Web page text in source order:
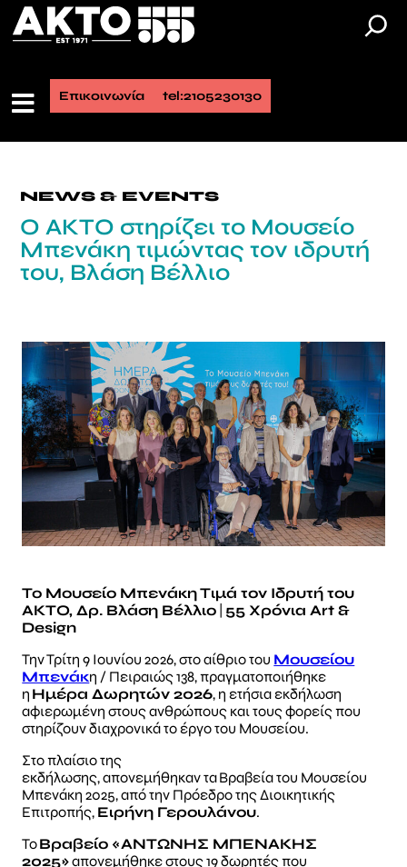
Επικοινωνία tel:2105230130
NEWS & EVENTS
Ο ΑΚΤΟ στηρίζει το Μουσείο
Μπενάκη τιμώντας τον ιδρυτή
του, Βλάση Βέλλιο
Το Μουσείο Μπενάκη Τιμά τον Ιδρυτή του
ΑΚΤΟ, Δρ. Βλάση Βέλλιο 55 Χρόνια Art &
Design
Την Τρίτη 9 Ιουνίου 2026, στο αίθριο του Μουσείου
Μπενάκη / Πειραιώς 138, πραγματοποιήθηκε
η Ημέρα Δωρητών 2026, η ετήσια εκδήλωση
αφιερωμένη στους ανθρώπους και τους φορείς που
στηρίζουν διαχρονικά το έργο του Μουσείου.
Στο πλαίσιο της
εκδήλωσης, απονεμήθηκαν τα Βραβεία του Μουσείου
Μπενάκη 2025, από την Πρόεδρο της Διοικητικής
Επιτροπής, Ειρήνη Γερουλάνου.
ΤοΒραβείο «ΑΝΤΩΝΗΣ ΜΠΕΝΑΚΗΣ
2025»απονεμήθηκε στους 19 δωρητές που